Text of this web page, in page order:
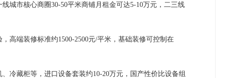
市核心商圈30-50平米商铺月租金可达5-10万元，二三线
端装修标准约1500-2500元/平米，基础装修可控制在
藏柜等，进口设备套装约10-20万元，国产性价比设备组